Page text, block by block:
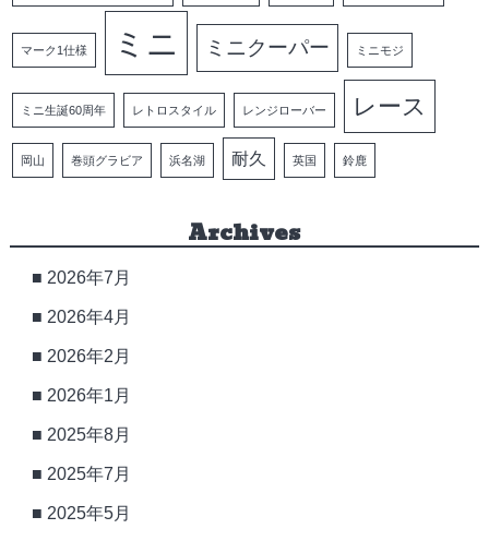
マーク1仕様 ミニ ミニクーパー ミニモジ
ミニ生誕60周年 レトロスタイル レンジローバー レース
岡山 巻頭グラビア 浜名湖 耐久 英国 鈴鹿
Archives
2026年7月
2026年4月
2026年2月
2026年1月
2025年8月
2025年7月
2025年5月